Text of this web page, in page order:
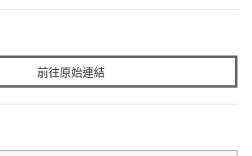
前往原始連結